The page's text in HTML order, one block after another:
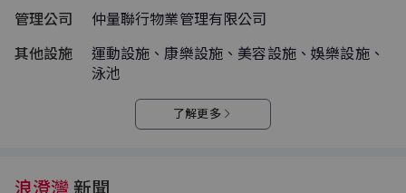
管理公司
仲量聯行物業管理有限公司
其他設施
運動設施、康樂設施、美容設施、娛樂設施、
泳池
了解更多
浪澄灣 新聞